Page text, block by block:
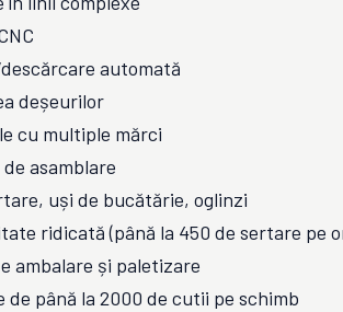
automată
deșeurilor
cu multiple mărci
asamblare
uși de bucătărie, oglinzi
ridicată (până la 450 de sertare pe
ambalare și paletizare
de până la 2000 de cutii pe schimb